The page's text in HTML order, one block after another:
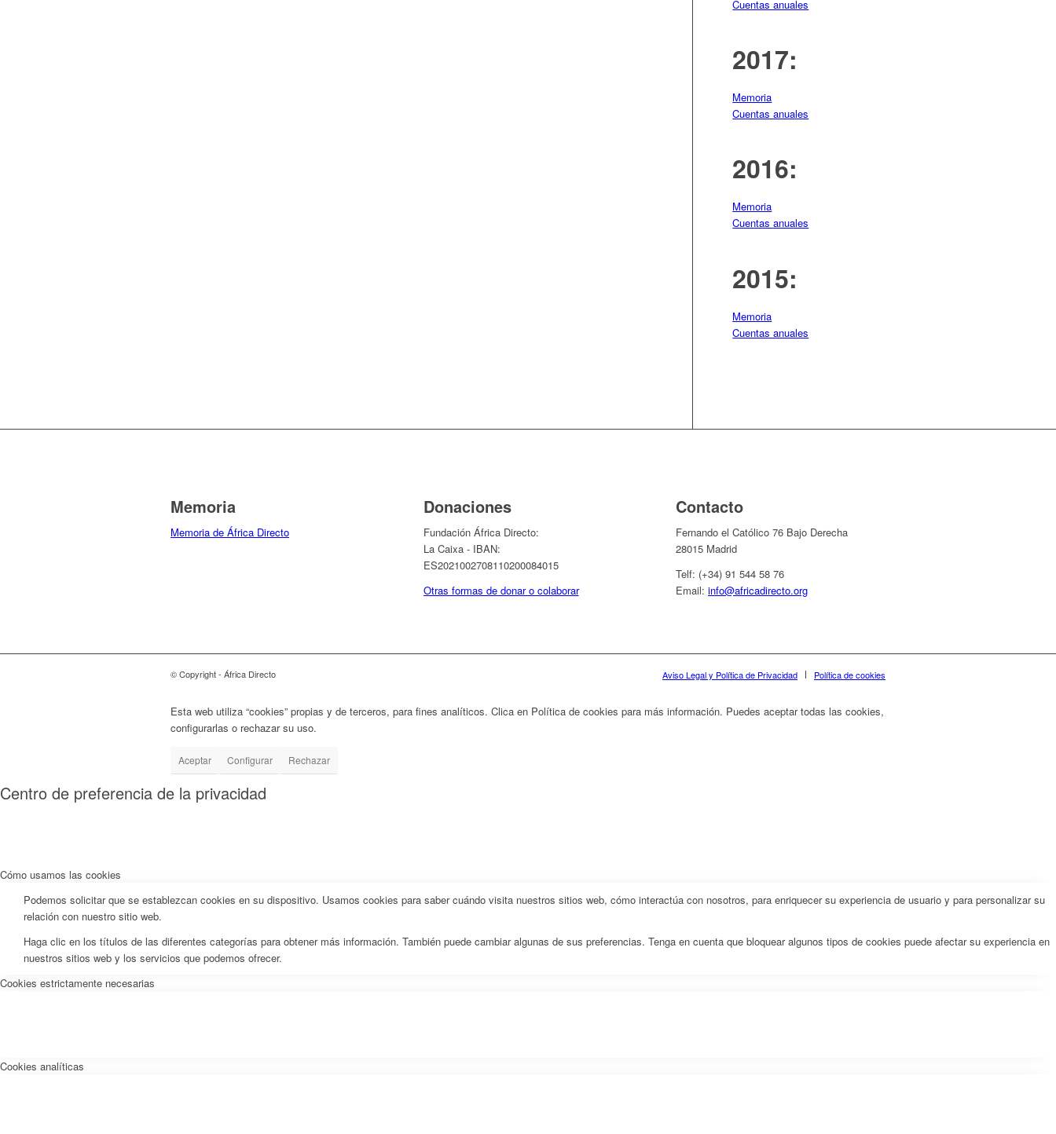
Cuentas anuales
2017:
Memoria
Cuentas anuales
2016:
Memoria
Cuentas anuales
2015:
Memoria
Cuentas anuales
Memoria
Memoria de África Directo
Donaciones
Fundación África Directo:
La Caixa - IBAN:
ES2021002708110200084015
Otras formas de donar o colaborar
Contacto
Fernando el Católico 76 Bajo Derecha
28015 Madrid
Telf: (+34) 91 544 58 76
Email:info@africadirecto.org
© Copyright - África Directo Aviso Legal y Política de Privacidad Política de cookies
Esta web utiliza “cookies” propias y de terceros, para fines analíticos. Clica en Política de cookies para más información. Puedes aceptar todas las cookies,
configurarlas o rechazar su uso.
Aceptar Configurar Rechazar
Centro de preferencia de la privacidad
Cómo usamos las cookies
Podemos solicitar que se establezcan cookies en su dispositivo. Usamos cookies para saber cuándo visita nuestros sitios web, cómo interactúa con nosotros, para enriquecer su experiencia de usuario y para personalizar su
relación con nuestro sitio web.
Haga clic en los títulos de las diferentes categorías para obtener más información. También puede cambiar algunas de sus preferencias. Tenga en cuenta que bloquear algunos tipos de cookies puede afectar su experiencia en
nuestros sitios web y los servicios que podemos ofrecer.
Cookies estrictamente necesarias
Cookies analíticas